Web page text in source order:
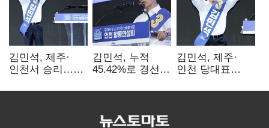
김민석, 제주·
인천서 승리…
탈환'(종합)
김민석, 누적
45.42%로 경선
격차
김민석, 제주·
인천 당대표